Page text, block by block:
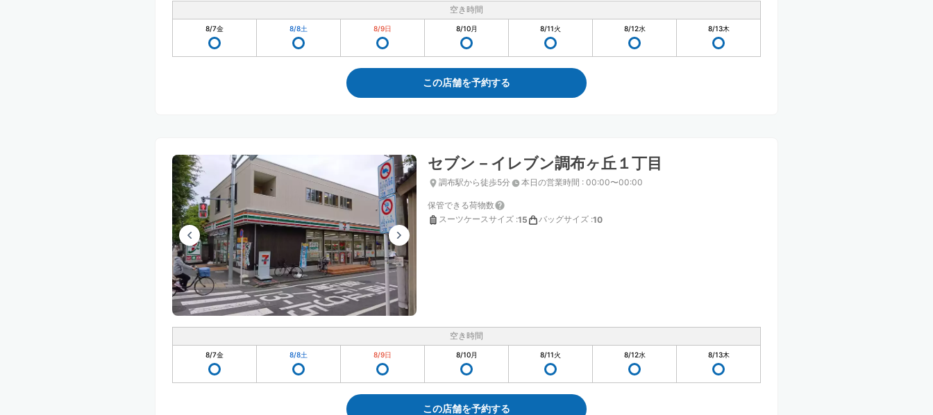
空き時間
8/7金 8/8土 8/9日 8/10月 8/11火 8/12水 8/13木
この店舗を予約する
セブン－イレブン調布ヶ丘１丁目
調布駅から徒歩5分 本日の営業時間 : 00:00〜00:00
保管できる荷物数
スーツケースサイズ :15 バッグサイズ :10
空き時間
8/7金 8/8土 8/9日 8/10月 8/11火 8/12水 8/13木
この店舗を予約する